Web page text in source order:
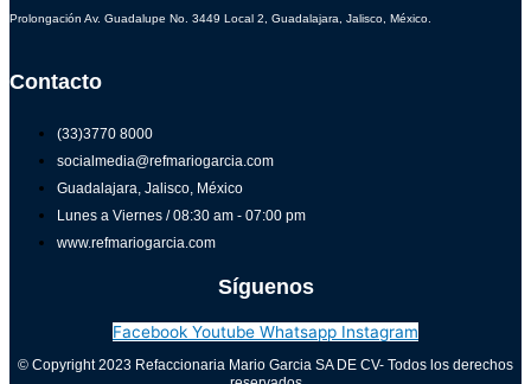
Prolongación Av. Guadalupe No. 3449 Local 2, Guadalajara, Jalisco, México.
Contacto
(33)3770 8000
socialmedia@refmariogarcia.com
Guadalajara, Jalisco, México
Lunes a Viernes / 08:30 am - 07:00 pm
www.refmariogarcia.com
Síguenos
Facebook Youtube Whatsapp Instagram
© Copyright 2023 Refaccionaria Mario Garcia SA DE CV- Todos los derechos